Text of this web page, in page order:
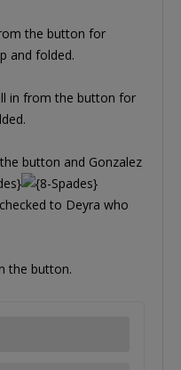
the button for
and folded.
in from the button for
button and Gonzalez
to Deyra who
the button.